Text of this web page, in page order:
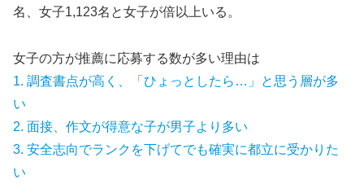
名、女子1,123名と女子が倍以上いる。
女子の方が推薦に応募する数が多い理由は
1. 調査書点が高く、「ひょっとしたら…」と思う層が多
い
2. 面接、作文が得意な子が男子より多い
3. 安全志向でランクを下げてでも確実に都立に受かりた
い